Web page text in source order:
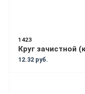
1423
12.32 руб.